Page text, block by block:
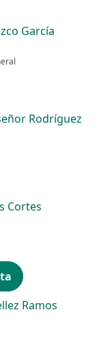
García
Rodríguez
Cortes
Ramos